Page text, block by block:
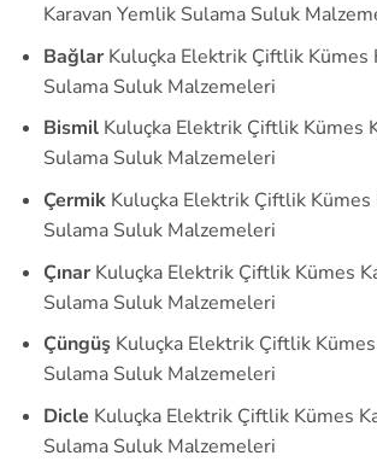
Karavan Yemlik Sulama Suluk
Bağlar Kuluçka Elektrik Çiftlik Kümes
Sulama Suluk Malzemeleri
Bismil Kuluçka Elektrik Çiftlik Kümes
Sulama Suluk Malzemeleri
Çermik Kuluçka Elektrik Çiftlik Kümes
Sulama Suluk Malzemeleri
Çınar Kuluçka Elektrik Çiftlik Kümes
Sulama Suluk Malzemeleri
Çüngüş Kuluçka Elektrik Çiftlik
Sulama Suluk Malzemeleri
Dicle Kuluçka Elektrik Çiftlik Kümes
Sulama Suluk Malzemeleri